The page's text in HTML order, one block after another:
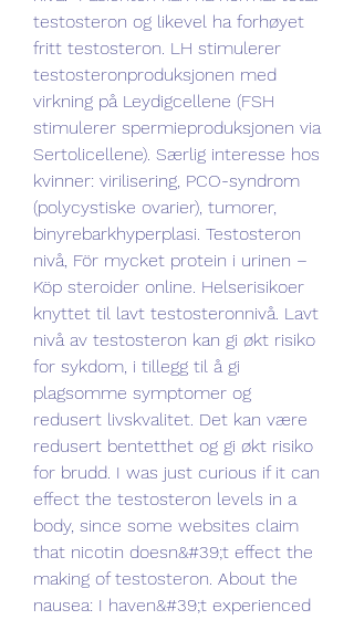
testosteron og likevel ha forhøyet
fritt testosteron. LH stimulerer
testosteronproduksjonen med
virkning på Leydigcellene (FSH
stimulerer spermieproduksjonen via
Sertolicellene). Særlig interesse hos
kvinner: virilisering, PCO-syndrom
(polycystiske ovarier), tumorer,
binyrebarkhyperplasi. Testosteron
nivå, För mycket protein i urinen –
Köp steroider online. Helserisikoer
knyttet til lavt testosteronnivå. Lavt
nivå av testosteron kan gi økt risiko
for sykdom, i tillegg til å gi
plagsomme symptomer og
redusert livskvalitet. Det kan være
redusert bentetthet og gi økt risiko
for brudd. I was just curious if it can
effect the testosteron levels in a
body, since some websites claim
that nicotin doesn&#39;t effect the
making of testosteron. About the
nausea: I haven&#39;t experienced